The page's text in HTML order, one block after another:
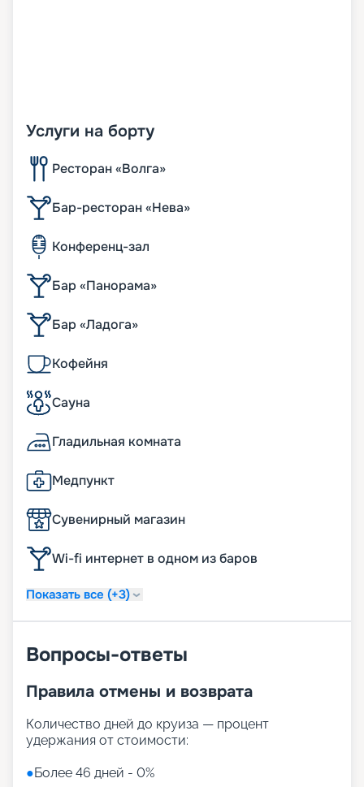
Услуги на борту
Ресторан «Волга»
Бар-ресторан «Нева»
Конференц-зал
Бар «Панорама»
Бар «Ладога»
Кофейня
Сауна
Гладильная комната
Медпункт
Сувенирный магазин
Wi-fi интернет в одном из баров
Показать все (+3)
Вопросы-ответы
Правила отмены и возврата
Количество дней до круиза — процент
удержания от стоимости:
●Более 46 дней - 0%